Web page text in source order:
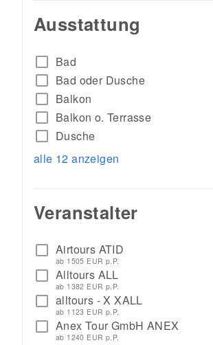
Ausstattung
check_box_outline_blank Bad
check_box_outline_blank Bad oder Dusche
check_box_outline_blank Balkon
check_box_outline_blank Balkon o. Terrasse
check_box_outline_blank
Dusche
alle 12 anzeigen
Veranstalter
check_box_outline_blank Airtours ATID
ab 1505 EUR p.P.
check_box_outline_blank Alltours ALL
ab 1382 EUR p.P.
check_box_outline_blank alltours - X XALL
ab 1123 EUR p.P.
check_box_outline_blank Anex Tour GmbH ANEX
ab 1240 EUR p.P.